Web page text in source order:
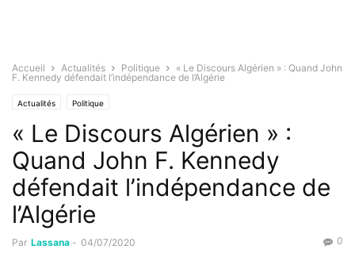
Accueil Actualités Politique
« Le Discours Algérien » : Quand John
F. Kennedy défendait l’indépendance de l’Algérie
Actualités Politique
« Le Discours Algérien » :
Quand John F. Kennedy
défendait l’indépendance de
l’Algérie
Par Lassana - 04/07/2020 0